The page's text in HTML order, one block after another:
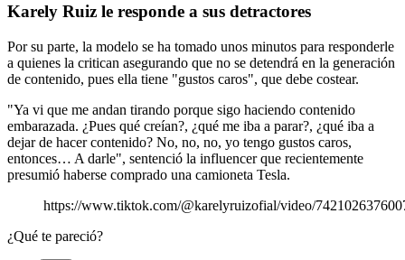
Karely Ruiz le responde a sus detractores
Por su parte, la modelo se ha tomado unos minutos para responderle
a quienes la critican asegurando que no se detendrá en la generación
de contenido, pues ella tiene "gustos caros", que debe costear.
"Ya vi que me andan tirando porque sigo haciendo contenido
embarazada. ¿Pues qué creían?, ¿qué me iba a parar?, ¿qué iba a
dejar de hacer contenido? No, no, no, yo tengo gustos caros,
entonces… A darle", sentenció la influencer que recientemente
presumió haberse comprado una camioneta Tesla.
https://www.tiktok.com/@karelyruizofial/video/
¿Qué te pareció?